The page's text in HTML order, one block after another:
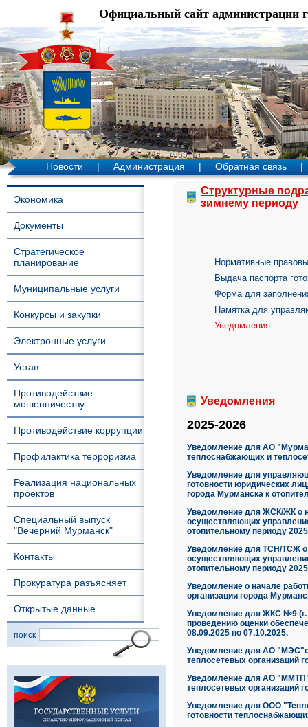
Официальный сайт администрации
Новости | Администрация | Обратная связь |
Экономика
Документы
Стратегическое
планирование
Муниципальные услуги
Конкурсы и закупки
Электронные услуги
Устав
Противодействие
мошенничеству
Противодействие коррупции
Профилактика терроризма
Реализация национальных
проектов
Специальный выпуск
"Вечерний Мурманск"
Контакты
Прокуратура разъясняет
Открытые данные
поиск
Структурные
зимнему периоду
Нормативные
Выдача паспорта
Форма для
Памятка для
Уведомления
Уведомления
2025-2026
Уведомление для АО
теплоснабжающих и
Уведомление для
готовности юридических
города Мурманска к
Уведомление для ЖСК/ЖК о
осуществляющих
отопительному периоду
Уведомление для ТСН/ТСЖ о
осуществляющих
отопительному периоду
Уведомление о начале
организации города
Уведомление для ЖКС №9
проведению оценки
08.09.2025 по 07.10.2025.
Уведомление для АО "МЭС"о
теплосетевых организаций
Уведомление для АО
теплосетевых организаций
Уведомление для ООО
готовности